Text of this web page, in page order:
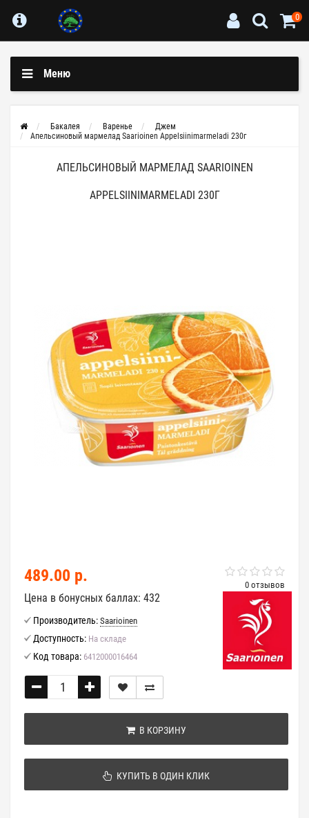
0
Меню
Бакалея Варенье
Джем
Апельсиновый мармелад Saarioinen Appelsiinimarmeladi 230г
АПЕЛЬСИНОВЫЙ МАРМЕЛАД SAARIOINEN
APPELSIINIMARMELADI 230Г
0 отзывов
489.00 р.
Цена в бонусных баллах: 432
Производитель: Saarioinen
Доступность: На складе
Код товара: 6412000016464
В КОРЗИНУ
КУПИТЬ В ОДИН КЛИК